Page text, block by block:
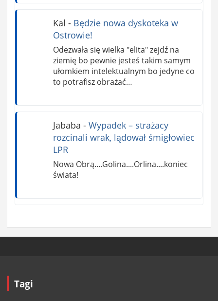
Kal - Będzie nowa dyskoteka w
Ostrowie!
Odezwała się wielka "elita" zejdź na
ziemię bo pewnie jesteś takim samym
ułomkiem intelektualnym bo jedyne co
to potrafisz obrażać…
Jababa - Wypadek – strażacy
rozcinali wrak, lądował śmigłowiec
LPR
Nowa Obrą....Golina....Orlina....koniec
świata!
Tagi